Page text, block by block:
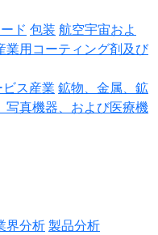
ド 包装 航空宇宙およ
業用コーティング剤及び
ス産業 鉱物、金属、鉱
写真機器、および医療機
界分析製品分析